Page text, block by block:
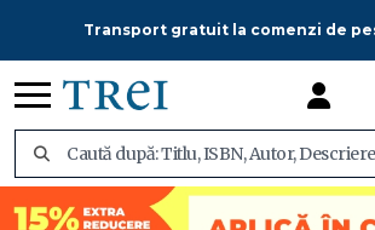
Transport gratuit la comenzi de